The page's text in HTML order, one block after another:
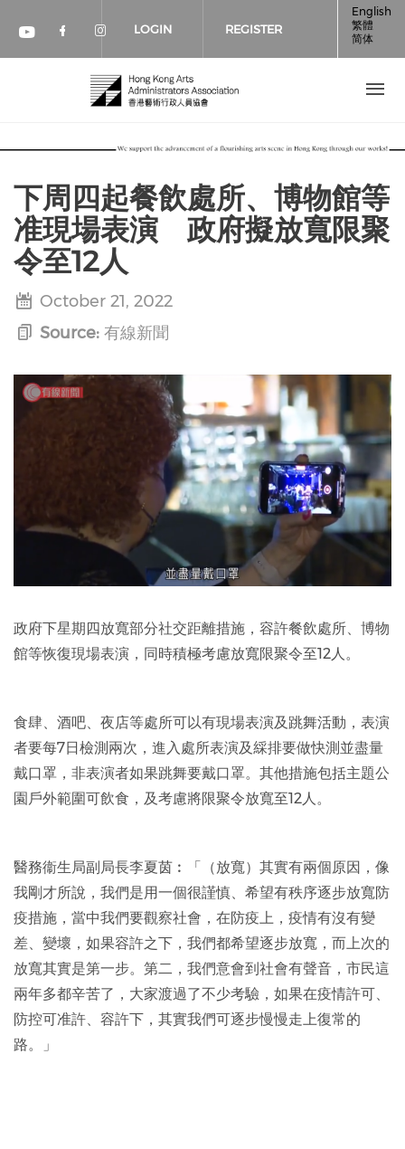
Check our social media on youtube
Check our social media on
Check our social media on
LOGIN REGISTER
English
繁體
简体
下周四起餐飲處所、博物館等
准現場表演 政府擬放寬限聚
令至12人
October 21, 2022
Source: 有線新聞
政府下星期四放寬部分社交距離措施，容許餐飲處所、博物
館等恢復現場表演，同時積極考慮放寬限聚令至12人。
食肆、酒吧、夜店等處所可以有現場表演及跳舞活動，表演
者要每7日檢測兩次，進入處所表演及綵排要做快測並盡量
戴口罩，非表演者如果跳舞要戴口罩。其他措施包括主題公
園戶外範圍可飲食，及考慮將限聚令放寬至12人。
醫務衞生局副局長李夏茵︰「（放寬）其實有兩個原因，像
我剛才所說，我們是用一個很謹慎、希望有秩序逐步放寬防
疫措施，當中我們要觀察社會，在防疫上，疫情有沒有變
差、變壞，如果容許之下，我們都希望逐步放寬，而上次的
放寬其實是第一步。第二，我們意會到社會有聲音，市民這
兩年多都辛苦了，大家渡過了不少考驗，如果在疫情許可、
防控可准許、容許下，其實我們可逐步慢慢走上復常的
路。」